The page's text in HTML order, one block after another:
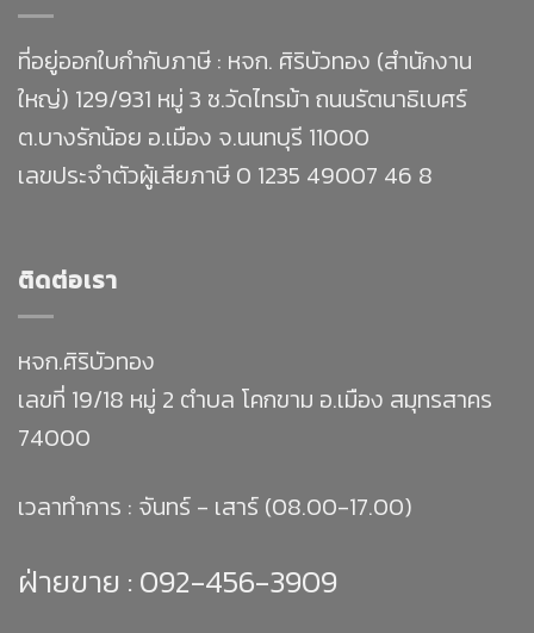
ที่อยู่ออกใบกำกับภาษี : หจก. ศิริบัวทอง (สำนักงาน
ใหญ่) 129/931 หมู่ 3 ซ.วัดไทรม้า ถนนรัตนาธิเบศร์
ต.บางรักน้อย อ.เมือง จ.นนทบุรี 11000
เลขประจำตัวผู้เสียภาษี 0 1235 49007 46 8
ติดต่อเรา
หจก.ศิริบัวทอง
เลขที่ 19/18 หมู่ 2 ตำบล โคกขาม อ.เมือง สมุทรสาคร
74000
เวลาทำการ : จันทร์ - เสาร์ (08.00-17.00)
ฝ่ายขาย : 092-456-3909